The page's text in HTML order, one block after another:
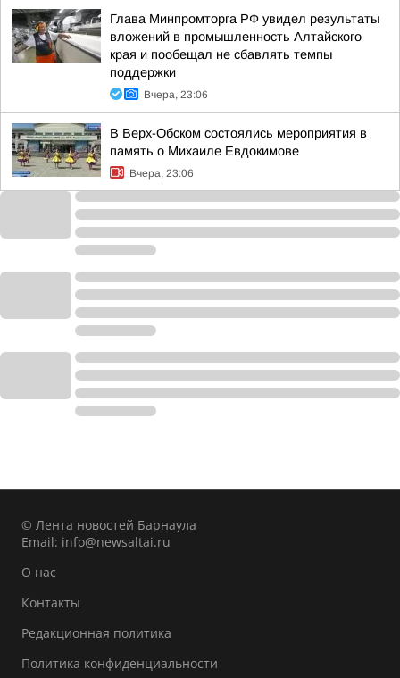
Глава Минпромторга РФ увидел результаты
вложений в промышленность Алтайского
края и пообещал не сбавлять темпы
поддержки
Вчера, 23:06
В Верх-Обском состоялись мероприятия в
память о Михаиле Евдокимове
Вчера, 23:06
© Лента новостей Барнаула
Email: info@newsaltai.ru
О нас
Контакты
Редакционная политика
Политика конфиденциальности